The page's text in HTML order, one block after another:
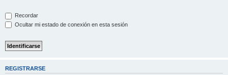
Recordar
Ocultar mi estado de conexión en esta sesión
REGISTRARSE